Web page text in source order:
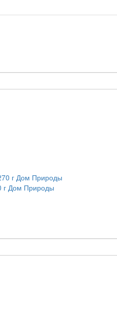
г Дом Природы